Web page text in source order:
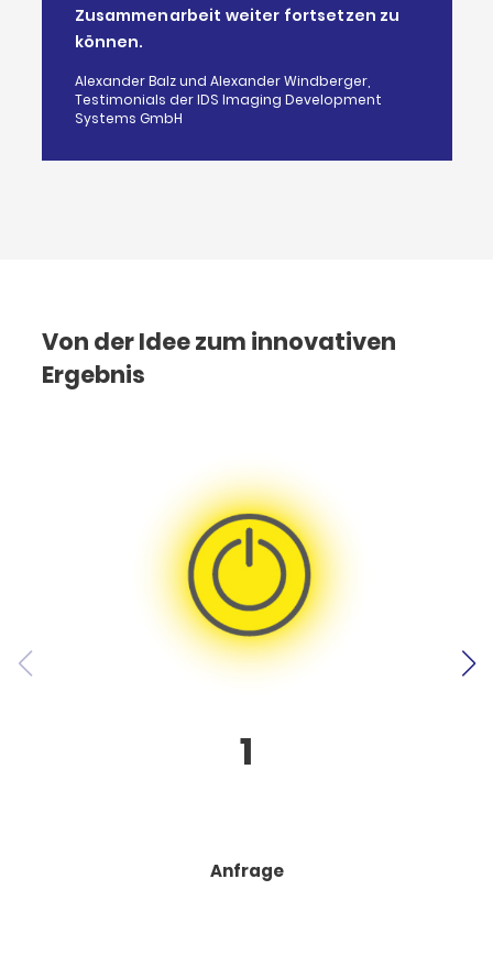
Zusammenarbeit weiter fortsetzen zu
können.
Alexander Balz und Alexander Windberger,
Testimonials der IDS Imaging Development
Systems GmbH
Von der Idee zum innovativen
Ergebnis
1
Anfrage